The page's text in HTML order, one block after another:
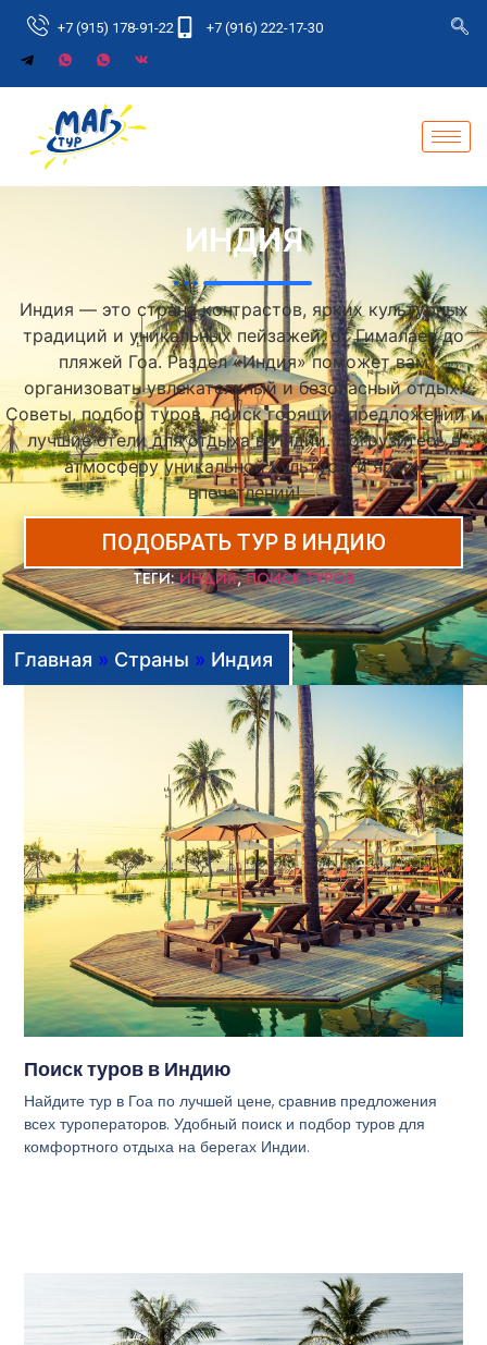
+7 (915) 178-91-22 +7 (916) 222-17-30
ИНДИЯ
Индия — это страна контрастов, ярких культурных
традиций и уникальных пейзажей, от Гималаев до
пляжей Гоа. Раздел «Индия» поможет вам
организовать увлекательный и безопасный отдых.
Советы, подбор туров, поиск горящих предложений и
лучшие отели для отдыха в Индии. Погрузитесь в
атмосферу уникальной культуры и ярких
впечатлений!
ПОДОБРАТЬ ТУР В ИНДИЮ
ТЕГИ:ИНДИЯ,ПОИСК ТУРОВ
Главная » Страны » Индия
Поиск туров в Индию
Найдите тур в Гоа по лучшей цене, сравнив предложения
всех туроператоров. Удобный поиск и подбор туров для
комфортного отдыха на берегах Индии.